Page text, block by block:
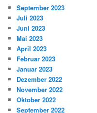
September 2023
Juli 2023
Juni 2023
Mai 2023
April 2023
Februar 2023
Januar 2023
Dezember 2022
November 2022
Oktober 2022
September 2022